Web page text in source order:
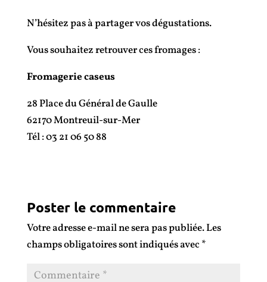
N’hésitez pas à partager vos dégustations.
Vous souhaitez retrouver ces fromages :
Fromagerie caseus
28 Place du Général de Gaulle
62170 Montreuil-sur-Mer
Tél : 03 21 06 50 88
Poster le commentaire
Votre adresse e-mail ne sera pas publiée.Les
champs obligatoires sont indiqués avec *